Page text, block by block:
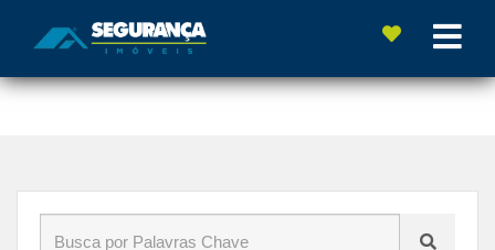
Início»Blog»professores